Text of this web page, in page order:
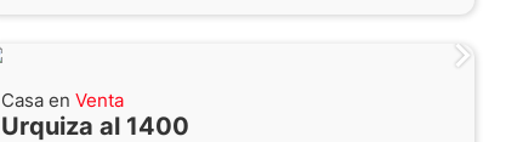
Casa en Venta
Urquiza al 1400